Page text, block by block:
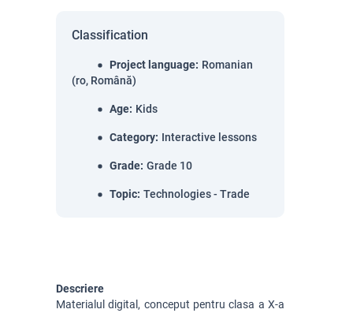
Classification
Project language: Romanian
(ro, Română)
Age: Kids
Category: Interactive lessons
Grade: Grade 10
Topic: Technologies - Trade
Descriere
Materialul digital, conceput pentru clasa a X-a